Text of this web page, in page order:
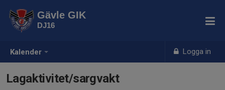
Kalender Logga in
Gävle GIK
DJ16
Lagaktivitet/sargvakt